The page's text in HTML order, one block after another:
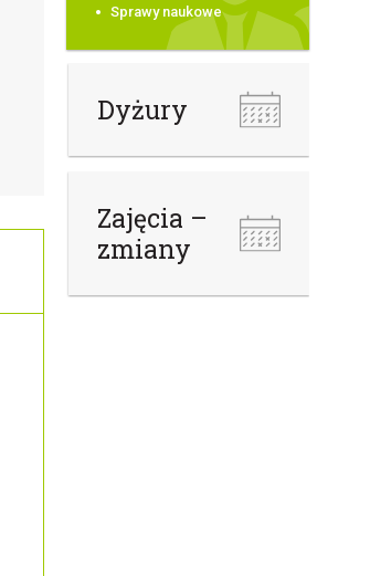
Sprawy naukowe
Dyżury
Zajęcia –
zmiany